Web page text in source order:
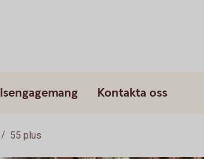
Kontakta oss
55 plus